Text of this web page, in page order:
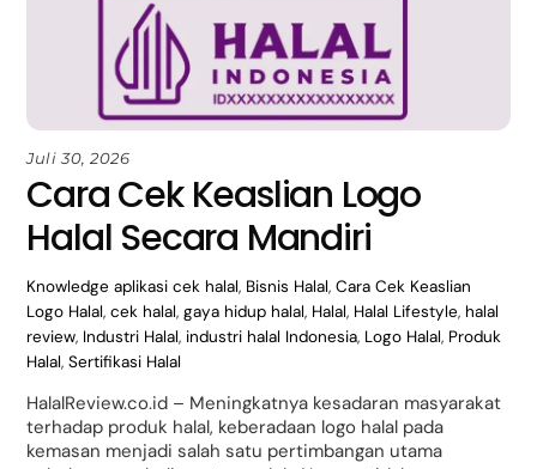
Juli 30, 2026
Cara Cek Keaslian Logo
Halal Secara Mandiri
Knowledge aplikasi cek halal, Bisnis Halal,Cara Cek Keaslian
Logo Halal,cek halal,gaya hidup halal, Halal, Halal Lifestyle, halal
review, Industri Halal, industri halal Indonesia, Logo Halal, Produk
Halal,Sertifikasi Halal
HalalReview.co.id – Meningkatnya kesadaran masyarakat
terhadap produk halal, keberadaan logo halal pada
kemasan menjadi salah satu pertimbangan utama